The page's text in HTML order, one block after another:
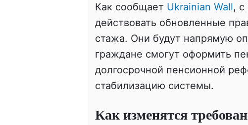
Как сообщает Ukrainian Wall, с
действовать обновленные
стажа. Они будут напрямую
граждане смогут оформить
долгосрочной пенсионной
стабилизацию системы.
Как изменятся